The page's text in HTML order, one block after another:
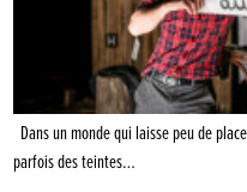
Dans un monde qui laisse peu de
parfois des teintes…